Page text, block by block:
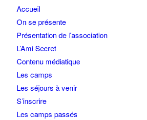
Accueil
On se présente
Présentation de l’association
L’Ami Secret
Contenu médiatique
Les camps
Les séjours à venir
S’inscrire
Les camps passés